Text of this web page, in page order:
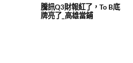
騰訊Q3財報紅了，To B底
牌亮了_高雄當鋪